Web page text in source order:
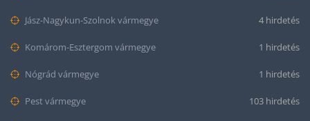
Jász-Nagykun-Szolnok vármegye 4 hirdetés
Komárom-Esztergom vármegye 1 hirdetés
Nógrád vármegye 1 hirdetés
Pest vármegye 103 hirdetés